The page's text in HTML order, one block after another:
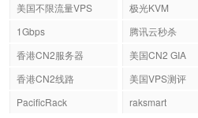
美国不限流量VPS
极光KVM
1Gbps
腾讯云秒杀
香港CN2服务器
美国CN2 GIA
香港CN2线路
美国VPS测评
PacificRack
raksmart